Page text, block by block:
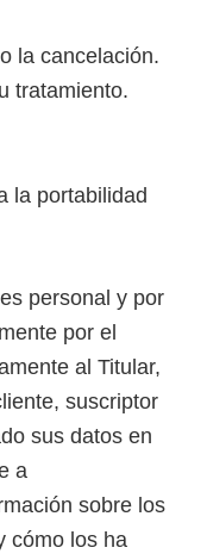
la cancelación.
tratamiento.
la portabilidad
personal y por
por el
al Titular,
suscriptor
sus datos en
a
sobre los
cómo los ha